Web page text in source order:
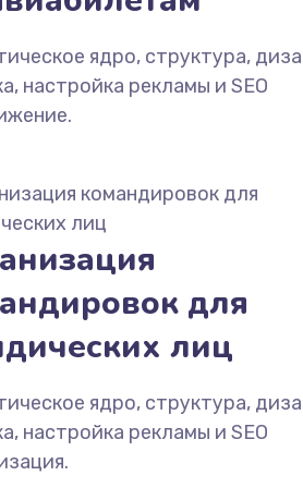
ядро, структура,
настройка рекламы и SEO
для
лиц
ядро, структура,
настройка рекламы и SEO